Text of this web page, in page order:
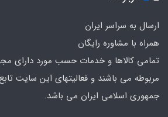
ارسال به سراسر ایران
همراه با مشاوره رایگان
تمامی کالاها و خدمات حسب مورد دارای
مربوطه می باشند و فعالیتهای این سایت
جمهوری اسلامی ایران می باشد.